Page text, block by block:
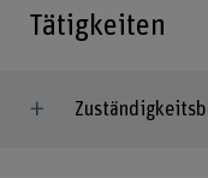
Tätigkeiten